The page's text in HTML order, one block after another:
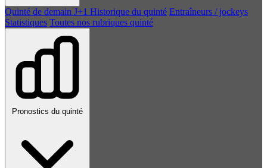
Quinté de demain J+1 Historique du quinté Entraîneurs / jockeys
Statistiques Toutes nos rubriques quinté
Pronostics du quinté